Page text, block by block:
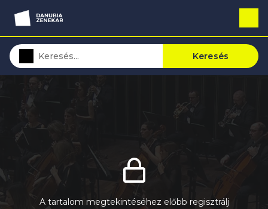
Keresés
A tartalom megtekintéséhez előbb regisztrálj